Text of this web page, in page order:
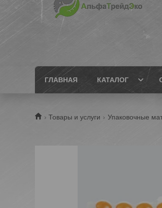
ГЛАВНАЯ КАТАЛОГ
Товары и услуги Упаковочные